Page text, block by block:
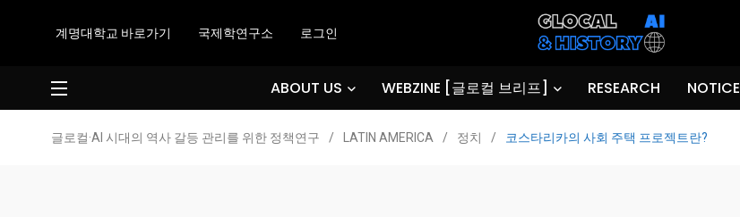
계명대학교 바로가기 국제학연구소 로그인
ABOUT US WEBZINE [글로컬 브리프] RESEARCH NOTICE
글로컬·AI 시대의 역사 갈등 관리를 위한 정책연구 / LATIN AMERICA / 정치 / 코스타리카의 사회 주택 프로젝트란?